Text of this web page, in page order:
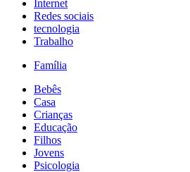
Internet
Redes sociais
tecnologia
Trabalho
Família
Bebês
Casa
Crianças
Educação
Filhos
Jovens
Psicologia